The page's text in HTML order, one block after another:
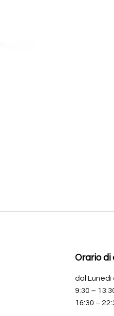
Orario
dal Lunedì
9:30 –
16:30 –